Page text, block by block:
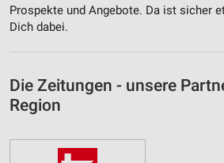
Prospekte und Angebote. Da ist sicher
Dich dabei.
Die Zeitungen - unsere
Region